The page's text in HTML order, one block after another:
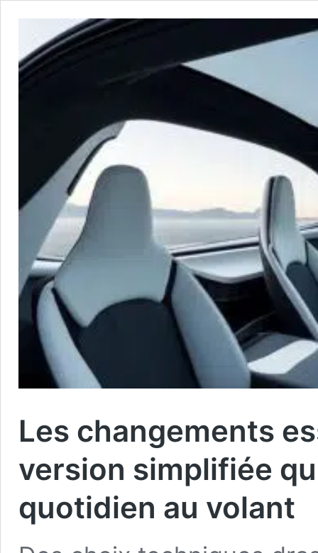
Les changements
version simplifiée
quotidien au volant